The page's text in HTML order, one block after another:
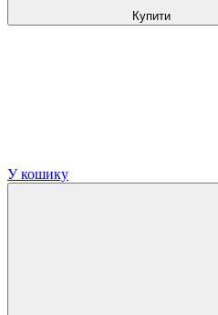
Купити
У кошику